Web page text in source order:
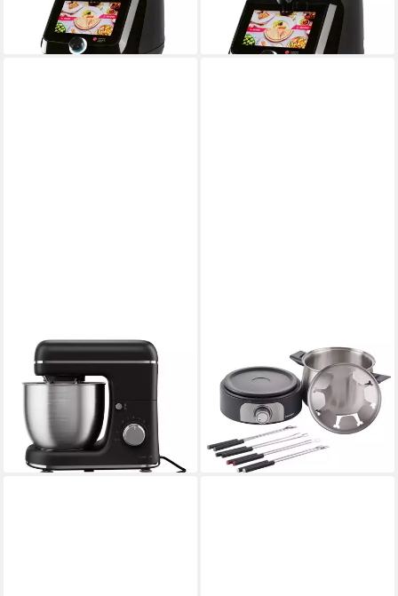
lieferbar - in 6-8 Werktagen bei dir
lieferbar - in 2-3 Werktagen bei dir
SILVERCREST
Küchenmaschine
lieferbar - in 4-5 Werktagen bei dir
Elektro-Fondue Elektro
Fondue Set Edelstahl 3L
1500W SFE 1500 D3 silber
19,99 €
lieferbar - in 4-5 Werktagen bei dir